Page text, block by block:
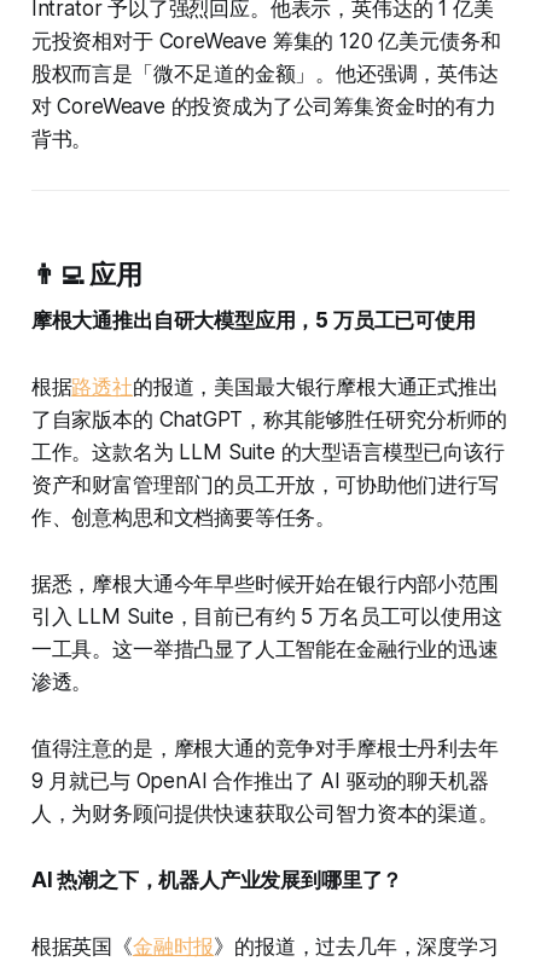
Intrator 予以了强烈回应。他表示，英伟达的 1 亿美
元投资相对于 CoreWeave 筹集的 120 亿美元债务和
股权而言是「微不足道的金额」。他还强调，英伟达
对 CoreWeave 的投资成为了公司筹集资金时的有力
背书。
👨‍💻 应用
摩根大通推出自研大模型应用，5 万员工已可使用
根据路透社的报道，美国最大银行摩根大通正式推出
了自家版本的 ChatGPT，称其能够胜任研究分析师的
工作。这款名为 LLM Suite 的大型语言模型已向该行
资产和财富管理部门的员工开放，可协助他们进行写
作、创意构思和文档摘要等任务。
据悉，摩根大通今年早些时候开始在银行内部小范围
引入 LLM Suite，目前已有约 5 万名员工可以使用这
一工具。这一举措凸显了人工智能在金融行业的迅速
渗透。
值得注意的是，摩根大通的竞争对手摩根士丹利去年
9 月就已与 OpenAI 合作推出了 AI 驱动的聊天机器
人，为财务顾问提供快速获取公司智力资本的渠道。
AI 热潮之下，机器人产业发展到哪里了？
根据英国《金融时报》的报道，过去几年，深度学习